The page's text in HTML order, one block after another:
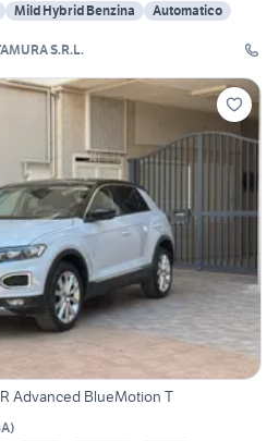
Mild Hybrid Benzina
Automatico
S.R.L.
Advanced BlueMotion T
)